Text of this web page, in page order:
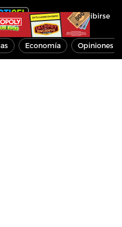
Inscribirse
Economía Opiniones